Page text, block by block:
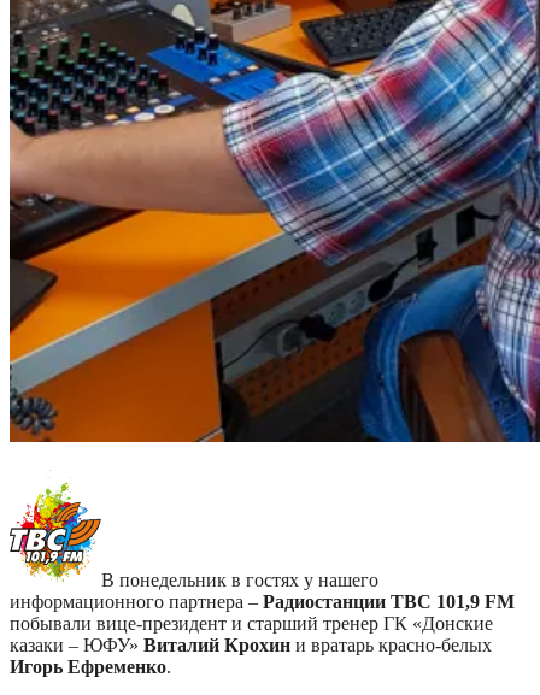
В понедельник в гостях у нашего
информационного партнера – Радиостанции ТВС 101,9 FM
побывали вице-президент и старший тренер ГК «Донские
казаки – ЮФУ» Виталий Крохин и вратарь красно-белых
Игорь Ефременко.